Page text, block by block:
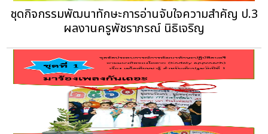
ชุดกิจกรรมพัฒนาทักษะการอ่านจับใจความสำคัญ ป.3
ผลงานครูพัชราภรณ์ นิธิเจริญ